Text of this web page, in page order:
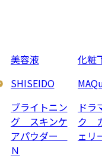
美容液
SHISEIDO
ブライトニン
グ スキンケ
アパウダー
Ｎ
化粧
ドラ
ク
ェ